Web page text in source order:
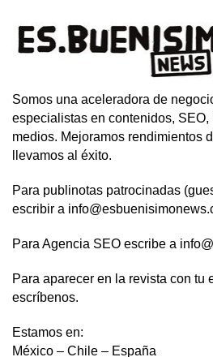
Somos una aceleradora de
especialistas en contenidos,
medios. Mejoramos rendimientos
llevamos al éxito.
Para publinotas patrocinadas
escribir a
Para Agencia SEO escribe a
Para aparecer en la revista con tu
escríbenos.
Estamos en:
México – Chile – España